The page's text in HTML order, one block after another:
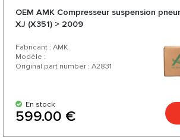
OEM AMK Compresseur suspension
XJ (X351) > 2009
Fabricant : AMK
Modèle :
Original part number : А2831
En stock
599.00 €